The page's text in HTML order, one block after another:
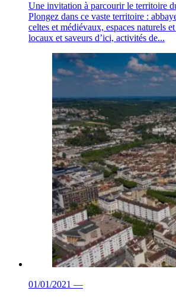
Une invitation à parcourir le territoire
Plongez dans ce vaste territoire :
celtes et médiévaux, espaces naturels
locaux et saveurs d’ici, activités de...
01/01/2021 —